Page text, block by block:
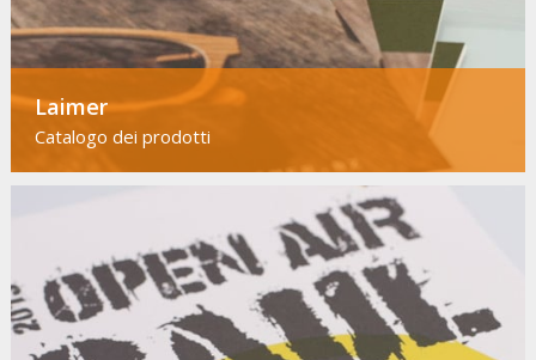
Laimer
Catalogo dei prodotti